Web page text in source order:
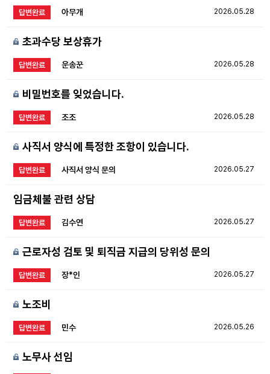
답변완료 2026.05.28
아무개
초과수당 보상휴가
답변완료 2026.05.28
운송꾼
비밀번호를 잊었습니다.
답변완료 2026.05.28
조조
사직서 양식에 특정한 조항이 있습니다.
답변완료 2026.05.27
사직서 양식 문의
임금체불 관련 상담
답변완료 2026.05.27
김수연
근로자성 검토 및 퇴직금 지급의 당위성 문의
답변완료 2026.05.27
장*인
노조비
답변완료 2026.05.26
민수
노무사 선임